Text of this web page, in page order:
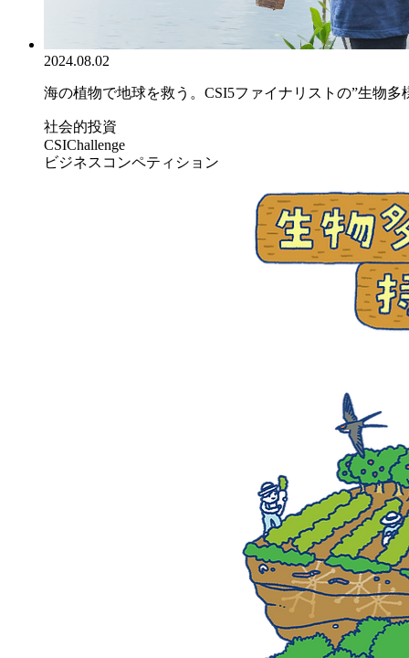
2024.08.02
海の植物で地球を救う。CSI5ファイナリストの”生物多
社会的投資
CSIChallenge
ビジネスコンペティション